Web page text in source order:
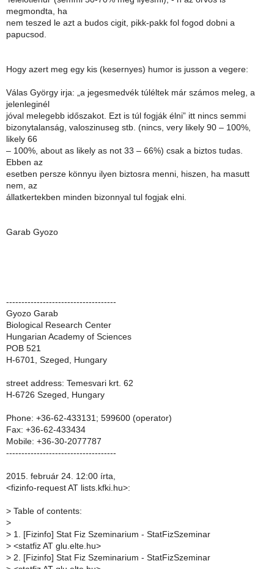
megmondta, ha
nem teszed le azt a budos cigit, pikk-pakk fol fogod dobni a
papucsod.
Hogy azert meg egy kis (kesernyes) humor is jusson a vegere:
Válas György irja: „a jegesmedvék túléltek már számos meleg, a
jelenleginél
jóval melegebb időszakot. Ezt is túl fogják élni” itt nincs semmi
bizonytalanság, valoszinuseg stb. (nincs, very likely 90 – 100%,
likely 66
– 100%, about as likely as not 33 – 66%) csak a biztos tudas.
Ebben az
esetben persze könnyu ilyen biztosra menni, hiszen, ha masutt
nem, az
állatkertekben minden bizonnyal tul fogjak elni.
Garab Gyozo
------------------------------------
Gyozo Garab
Biological Research Center
Hungarian Academy of Sciences
POB 521
H-6701, Szeged, Hungary
street address: Temesvari krt. 62
H-6726 Szeged, Hungary
Phone: +36-62-433131; 599600 (operator)
Fax: +36-62-433434
Mobile: +36-30-2077787
------------------------------------
2015. február 24. 12:00 írta,
<fizinfo-request AT lists.kfki.hu>:
> Table of contents:
>
> 1. [Fizinfo] Stat Fiz Szeminarium - StatFizSzeminar
> <statfiz AT glu.elte.hu>
> 2. [Fizinfo] Stat Fiz Szeminarium - StatFizSzeminar